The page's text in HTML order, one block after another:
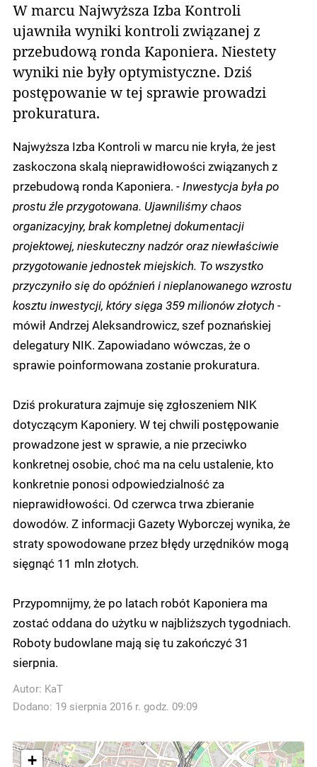
W marcu Najwyższa Izba Kontroli
ujawniła wyniki kontroli związanej z
przebudową ronda Kaponiera. Niestety
wyniki nie były optymistyczne. Dziś
postępowanie w tej sprawie prowadzi
prokuratura.
Najwyższa Izba Kontroli w marcu nie kryła, że jest
zaskoczona skalą nieprawidłowości związanych z
przebudową ronda Kaponiera. - Inwestycja była po
prostu źle przygotowana. Ujawniliśmy chaos
organizacyjny, brak kompletnej dokumentacji
projektowej, nieskuteczny nadzór oraz niewłaściwie
przygotowanie jednostek miejskich. To wszystko
przyczyniło się do opóźnień i nieplanowanego wzrostu
kosztu inwestycji, który sięga 359 milionów złotych -
mówił Andrzej Aleksandrowicz, szef poznańskiej
delegatury NIK. Zapowiadano wówczas, że o
sprawie poinformowana zostanie prokuratura.
Dziś prokuratura zajmuje się zgłoszeniem NIK
dotyczącym Kaponiery. W tej chwili postępowanie
prowadzone jest w sprawie, a nie przeciwko
konkretnej osobie, choć ma na celu ustalenie, kto
konkretnie ponosi odpowiedzialność za
nieprawidłowości. Od czerwca trwa zbieranie
dowodów. Z informacji Gazety Wyborczej wynika, że
straty spowodowane przez błędy urzędników mogą
sięgnąć 11 mln złotych.
Przypomnijmy, że po latach robót Kaponiera ma
zostać oddana do użytku w najbliższych tygodniach.
Roboty budowlane mają się tu zakończyć 31
sierpnia.
Autor: KaT
Dodano: 19 sierpnia 2016 r. godz. 09:09
+